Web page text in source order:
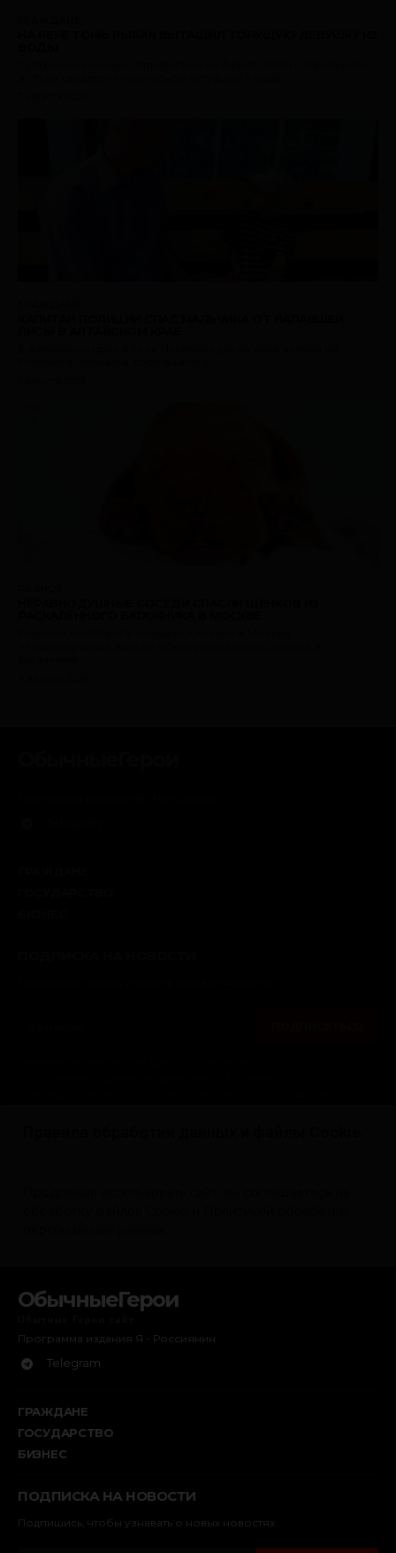
ОбычныеГерои
Программа издания Я - Россиянин
Telegram
ГРАЖДАНЕ
ГОСУДАРСТВО
БИЗНЕС
ПОДПИСКА НА НОВОСТИ
Подпишись, чтобы узнавать о новых новостях